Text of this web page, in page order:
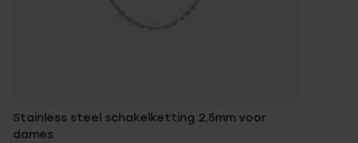
Stainless steel schakelketting 2,5mm voor
dames